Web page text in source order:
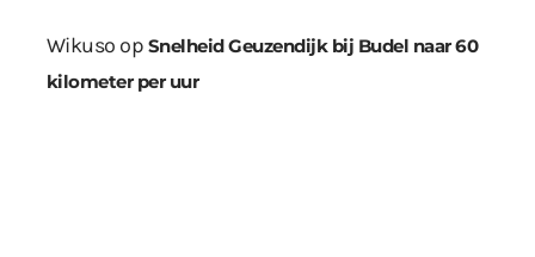
Wikuso op Snelheid Geuzendijk bij Budel naar 60
kilometer per uur